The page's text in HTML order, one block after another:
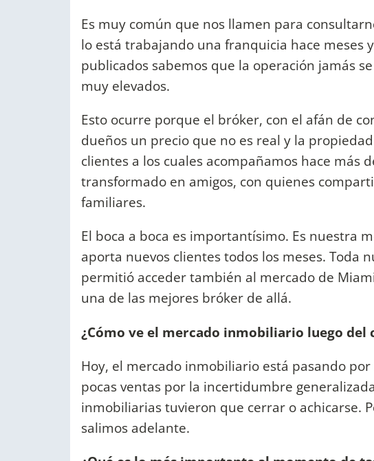
Es muy común que nos llamen para
lo está trabajando una franquicia hace meses
publicados sabemos que la operación jamás
muy elevados.
Esto ocurre porque el bróker, con el afán de
dueños un precio que no es real y la
clientes a los cuales acompañamos hace más
transformado en amigos, con quienes
familiares.
El boca a boca es importantísimo. Es nuestra
aporta nuevos clientes todos los meses. Toda
permitió acceder también al mercado de
una de las mejores bróker de allá.
¿Cómo ve el mercado inmobiliario luego del
Hoy, el mercado inmobiliario está pasando
pocas ventas por la incertidumbre
inmobiliarias tuvieron que cerrar o achicarse.
salimos adelante.